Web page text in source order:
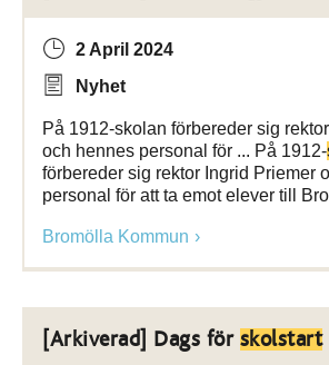
2 April 2024
Nyhet
På 1912-skolan förbereder sig
och hennes personal för ... På 1912-
förbereder sig rektor Ingrid Priemer
personal för att ta emot elever till
Bromölla Kommun
[Arkiverad] Dags för skolstart